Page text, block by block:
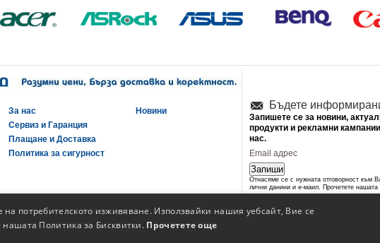
За нас
Сервиз и Гаранция
Плащане и Доставка
Политика за сигурност
Новини Бъдете
Запишете се за новини,
продукти и рекламни
нас.
Запиши
Отнасяме се с нужната отговорност към
лични данини и е-маил. Прочетете нашата
политика за сигурност.
на потребителското изживяване. Използвайки нашия уебсайт, Вие се
нашата Политика за Бисквитки. Прочетете още